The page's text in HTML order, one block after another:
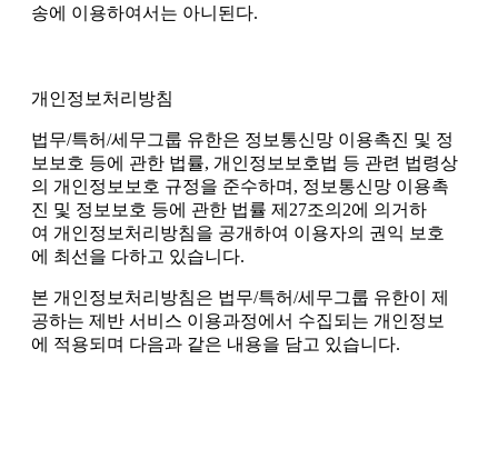
송에 이용하여서는 아니된다.
개인정보처리방침
법무/특허/세무그룹 유한은 정보통신망 이용촉진 및 정
보보호 등에 관한 법률, 개인정보보호법 등 관련 법령상
의 개인정보보호 규정을 준수하며, 정보통신망 이용촉
진 및 정보보호 등에 관한 법률 제27조의2에 의거하
여 개인정보처리방침을 공개하여 이용자의 권익 보호
에 최선을 다하고 있습니다.
본 개인정보처리방침은 법무/특허/세무그룹 유한이 제
공하는 제반 서비스 이용과정에서 수집되는 개인정보
에 적용되며 다음과 같은 내용을 담고 있습니다.